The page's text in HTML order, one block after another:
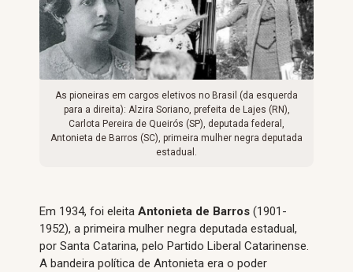
As pioneiras em cargos eletivos no Brasil (da esquerda
para a direita): Alzira Soriano, prefeita de Lajes (RN),
Carlota Pereira de Queirós (SP), deputada federal,
Antonieta de Barros (SC), primeira mulher negra deputada
estadual.
Em 1934, foi eleita Antonieta de Barros (1901-
1952), a primeira mulher negra deputada estadual,
por Santa Catarina, pelo Partido Liberal Catarinense.
A bandeira política de Antonieta era o poder